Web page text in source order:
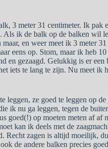
3 meter 31 centimeter. Ik pak
Als ik de balk op de balken wil
en weer meet ik 3 meter
eens op. Stom, maar ik heb
en gezaagd. Gelukkig is er
iets te lang te zijn. Nu meet ik
leggen, ze goed te leggen op
ik nu ga leggen, tegen de
goed(!) op moeten meten af af
kan ik deels met de
Recht zagen is altijd moeilijk,
de andere balken precies